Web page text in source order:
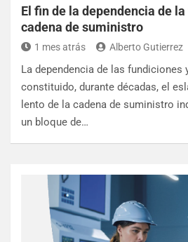
El fin de la dependencia de
cadena de suministro
1 mes atrás Alberto Gutierrez
La dependencia de las fundiciones
constituido, durante décadas, el
lento de la cadena de suministro
un bloque de…